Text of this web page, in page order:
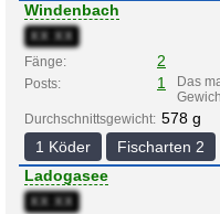
Windenbach
XX:XX
Fänge:
2
Posts: 1
Das
Durchschnittsgewicht: 578 g
1 Köder
Fischarten 2
Ladogasee
XX:XX